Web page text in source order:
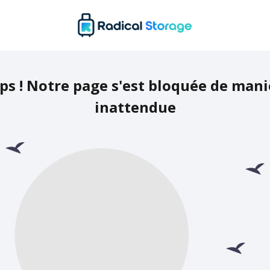
! Notre page s'est bloquée de
inattendue